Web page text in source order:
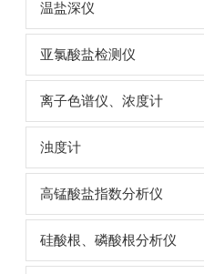
温盐深仪
亚氯酸盐检测仪
离子色谱仪、浓度计
浊度计
高锰酸盐指数分析仪
硅酸根、磷酸根分析仪